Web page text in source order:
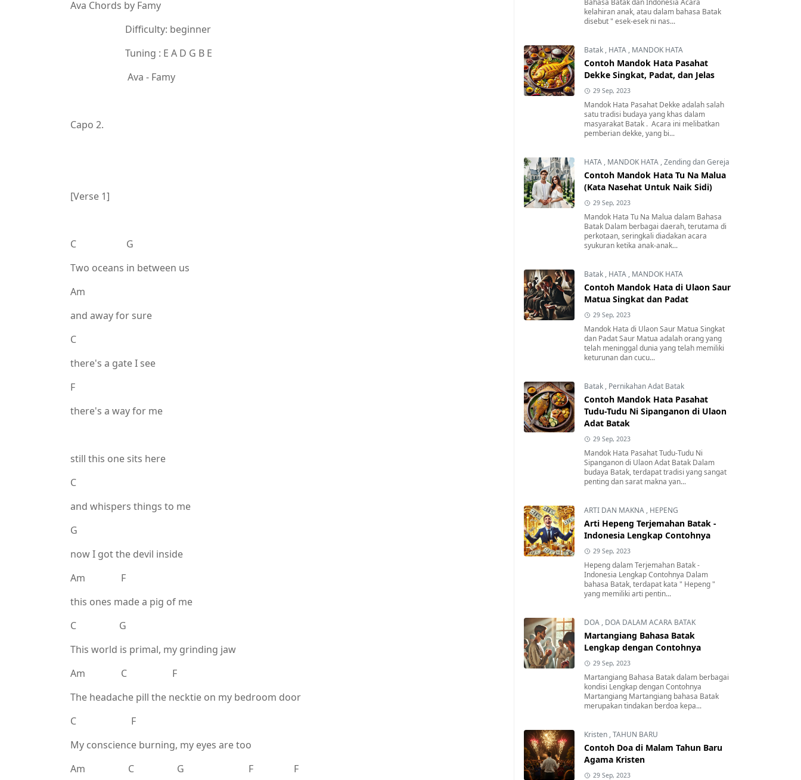
Ava Chords by Famy
Difficulty: beginner
Tuning : E A D G B E
Ava - Famy
Capo 2.
[Verse 1]
C G
Two oceans in between us
Am
and away for sure
C
there's a gate I see
F
there's a way for me
still this one sits here
C
and whispers things to me
G
now I got the devil inside
Am F
this ones made a pig of me
C G
This world is primal, my grinding jaw
Am C F
The headache pill the necktie on my bedroom door
C F
My conscience burning, my eyes are too
Am C G F F
Bahasa Batak dan Indonesia Acara
kelahiran anak, atau dalam bahasa Batak
disebut " esek-esek ni nas...
Batak , HATA , MANDOK HATA
Contoh Mandok Hata Pasahat
Dekke Singkat, Padat, dan Jelas
29 Sep, 2023
Mandok Hata Pasahat Dekke adalah salah
satu tradisi budaya yang khas dalam
masyarakat Batak . Acara ini melibatkan
pemberian dekke, yang bi...
HATA , MANDOK HATA ,Zending dan Gereja
Contoh Mandok Hata Tu Na Malua
(Kata Nasehat Untuk Naik Sidi)
29 Sep, 2023
Mandok Hata Tu Na Malua dalam Bahasa
Batak Dalam berbagai daerah, terutama di
perkotaan, seringkali diadakan acara
syukuran ketika anak-anak...
Batak , HATA , MANDOK HATA
Contoh Mandok Hata di Ulaon Saur
Matua Singkat dan Padat
29 Sep, 2023
Mandok Hata di Ulaon Saur Matua Singkat
dan Padat Saur Matua adalah orang yang
telah meninggal dunia yang telah memiliki
keturunan dan cucu...
Batak , Pernikahan Adat Batak
Contoh Mandok Hata Pasahat
Tudu-Tudu Ni Sipanganon di Ulaon
Adat Batak
29 Sep, 2023
Mandok Hata Pasahat Tudu-Tudu Ni
Sipanganon di Ulaon Adat Batak Dalam
budaya Batak, terdapat tradisi yang sangat
penting dan sarat makna yan...
ARTI DAN MAKNA , HEPENG
Arti Hepeng Terjemahan Batak -
Indonesia Lengkap Contohnya
29 Sep, 2023
Hepeng dalam Terjemahan Batak -
Indonesia Lengkap Contohnya Dalam
bahasa Batak, terdapat kata " Hepeng "
yang memiliki arti pentin...
DOA , DOA DALAM ACARA BATAK
Martangiang Bahasa Batak
Lengkap dengan Contohnya
29 Sep, 2023
Martangiang Bahasa Batak dalam berbagai
kondisi Lengkap dengan Contohnya
Martangiang Martangiang bahasa Batak
merupakan tindakan berdoa kepa...
Kristen ,TAHUN BARU
Contoh Doa di Malam Tahun Baru
Agama Kristen
29 Sep, 2023